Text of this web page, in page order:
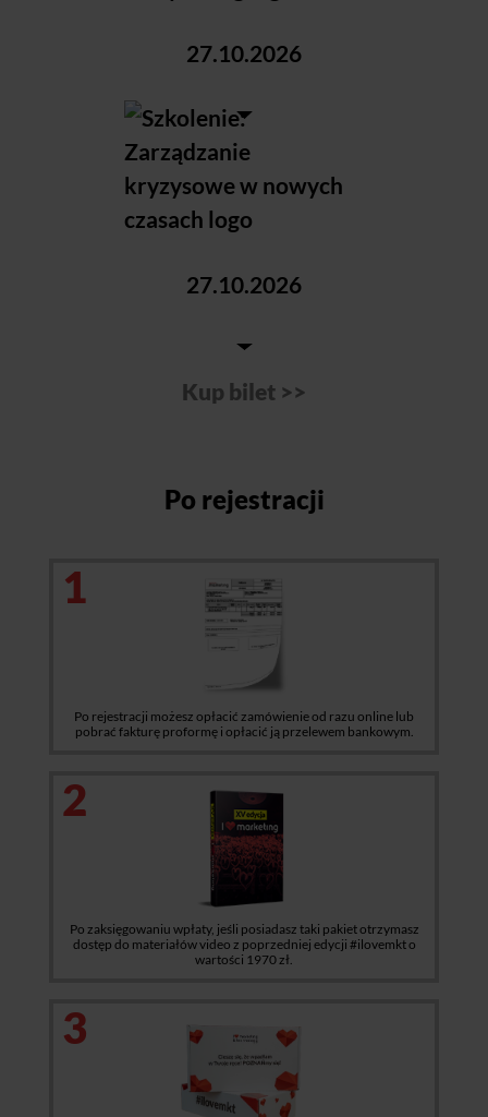
Po rejestracji
1
Po rejestracji możesz opłacić zamówienie od razu online lub
pobrać fakturę proformę i opłacić ją przelewem bankowym.
2
Po zaksięgowaniu wpłaty, jeśli posiadasz taki pakiet otrzymasz
dostęp do materiałów video z poprzedniej edycji #ilovemkt o
wartości 1970 zł.
3